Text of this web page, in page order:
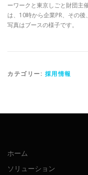
ーワークと東京しごと財団主
は、10時から企業PR、その
写真はブースの様子です。
カテゴリー: 採用情報
ホーム
ソリューション